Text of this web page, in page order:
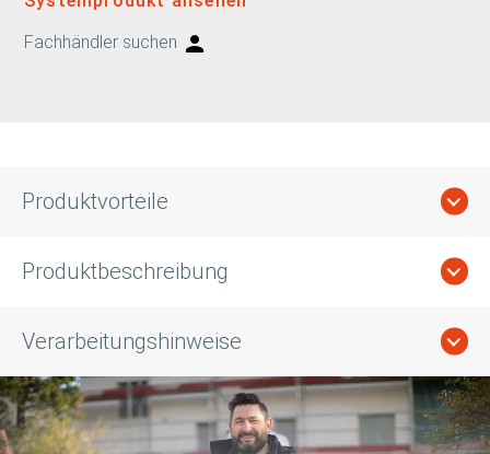
Fachhändler suchen
Produktvorteile
Produktbeschreibung
Verarbeitungshinweise